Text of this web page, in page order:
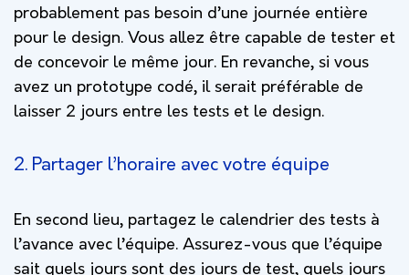
probablement pas besoin d’une journée entière
pour le design. Vous allez être capable de tester et
de concevoir le même jour. En revanche, si vous
avez un prototype codé, il serait préférable de
laisser 2 jours entre les tests et le design.
2. Partager l’horaire avec votre équipe
En second lieu, partagez le calendrier des tests à
l’avance avec l’équipe. Assurez-vous que l’équipe
sait quels jours sont des jours de test, quels jours